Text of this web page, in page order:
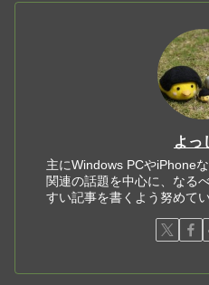
よっ
主にWindows PCやiPhone
関連の話題を中心に、なる
すい記事を書くよう努めてい